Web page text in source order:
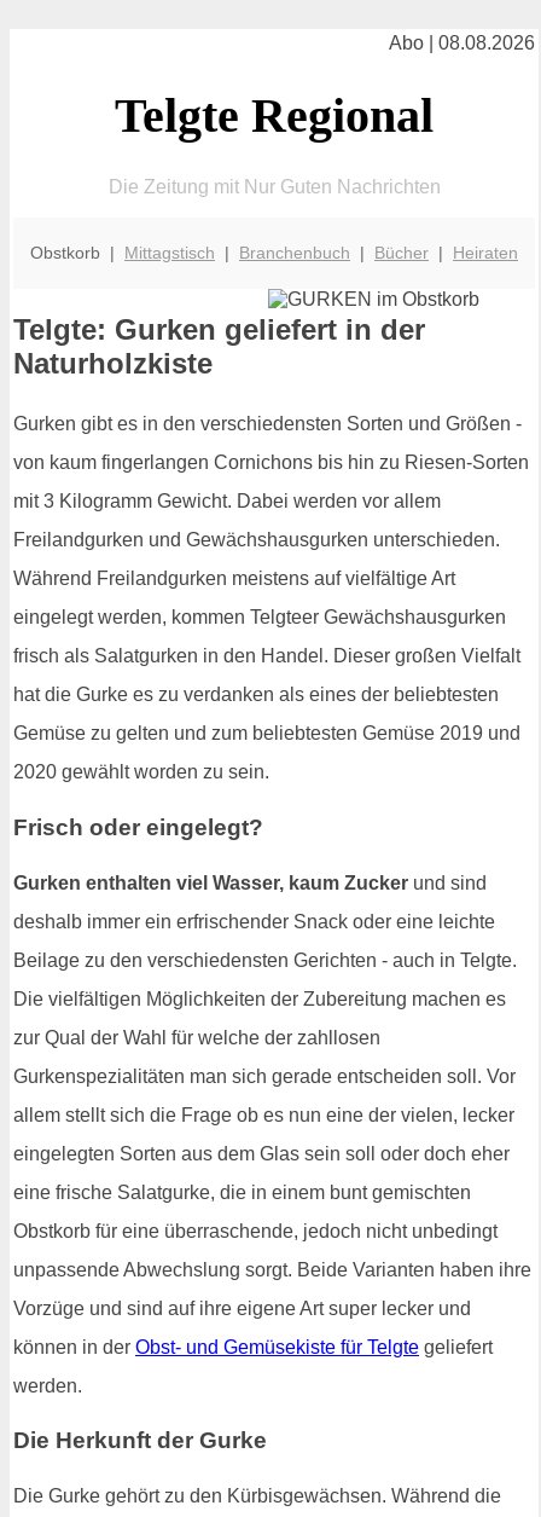
Abo | 08.08.2026
Telgte Regional
Die Zeitung mit Nur Guten Nachrichten
Obstkorb | Mittagstisch | Branchenbuch | Bücher | Heiraten
Telgte: Gurken geliefert in der
Naturholzkiste
Gurken gibt es in den verschiedensten Sorten und Größen -
von kaum fingerlangen Cornichons bis hin zu Riesen-Sorten
mit 3 Kilogramm Gewicht. Dabei werden vor allem
Freilandgurken und Gewächshausgurken unterschieden.
Während Freilandgurken meistens auf vielfältige Art
eingelegt werden, kommen Telgteer Gewächshausgurken
frisch als Salatgurken in den Handel. Dieser großen Vielfalt
hat die Gurke es zu verdanken als eines der beliebtesten
Gemüse zu gelten und zum beliebtesten Gemüse 2019 und
2020 gewählt worden zu sein.
Frisch oder eingelegt?
Gurken enthalten viel Wasser, kaum Zucker und sind
deshalb immer ein erfrischender Snack oder eine leichte
Beilage zu den verschiedensten Gerichten - auch in Telgte.
Die vielfältigen Möglichkeiten der Zubereitung machen es
zur Qual der Wahl für welche der zahllosen
Gurkenspezialitäten man sich gerade entscheiden soll. Vor
allem stellt sich die Frage ob es nun eine der vielen, lecker
eingelegten Sorten aus dem Glas sein soll oder doch eher
eine frische Salatgurke, die in einem bunt gemischten
Obstkorb für eine überraschende, jedoch nicht unbedingt
unpassende Abwechslung sorgt. Beide Varianten haben ihre
Vorzüge und sind auf ihre eigene Art super lecker und
können in der Obst- und Gemüsekiste für Telgte geliefert
werden.
Die Herkunft der Gurke
Die Gurke gehört zu den Kürbisgewächsen. Während die